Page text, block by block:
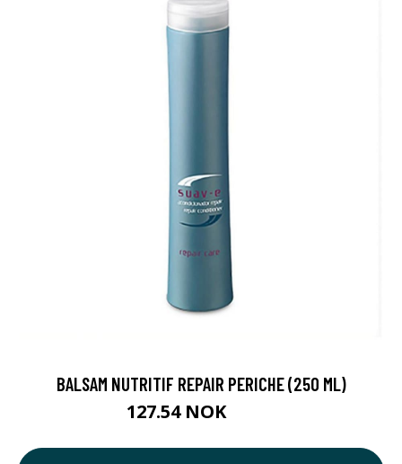
BALSAM NUTRITIF REPAIR PERICHE (250 ML)
127.54 NOK